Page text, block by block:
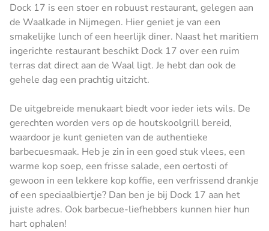
Dock 17 is een stoer en robuust restaurant, gelegen aan
de Waalkade in Nijmegen. Hier geniet je van een
smakelijke lunch of een heerlijk diner. Naast het maritiem
ingerichte restaurant beschikt Dock 17 over een ruim
terras dat direct aan de Waal ligt. Je hebt dan ook de
gehele dag een prachtig uitzicht.
De uitgebreide menukaart biedt voor ieder iets wils. De
gerechten worden vers op de houtskoolgrill bereid,
waardoor je kunt genieten van de authentieke
barbecuesmaak. Heb je zin in een goed stuk vlees, een
warme kop soep, een frisse salade, een oertosti of
gewoon in een lekkere kop koffie, een verfrissend drankje
of een speciaalbiertje? Dan ben je bij Dock 17 aan het
juiste adres. Ook barbecue-liefhebbers kunnen hier hun
hart ophalen!